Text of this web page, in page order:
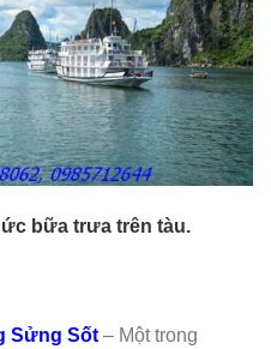
bữa trưa trên tàu.
Sửng Sốt – Một trong